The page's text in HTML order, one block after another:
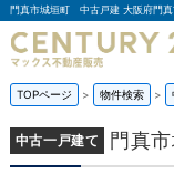
門真市城垣町 中古戸建 大阪府門
TOPページ 物件検索
中古一戸建て 門真